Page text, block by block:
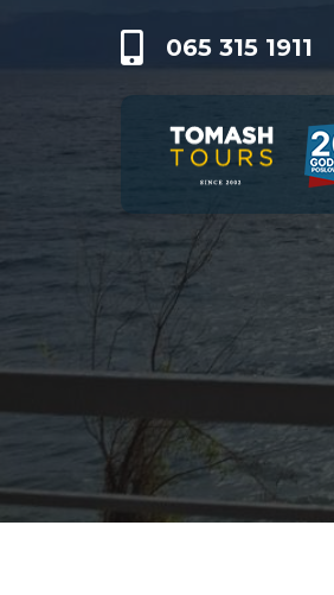
065 315 1911